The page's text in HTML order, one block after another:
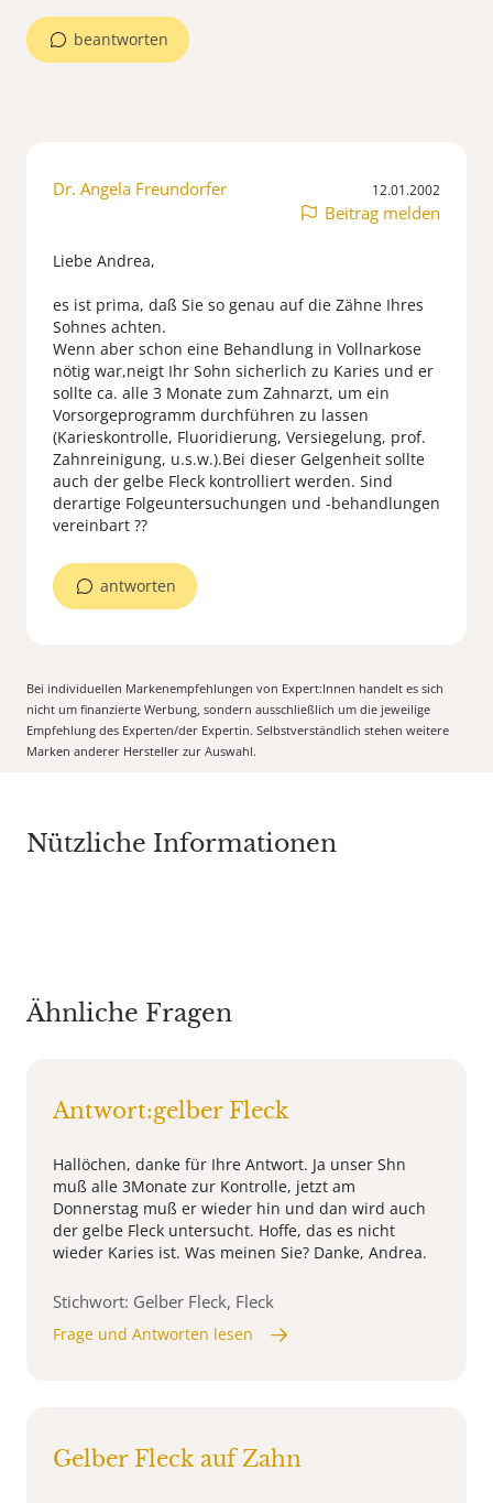
beantworten
Dr. Angela Freundorfer 12.01.2002
Beitrag melden
Liebe Andrea,
es ist prima, daß Sie so genau auf die Zähne Ihres
Sohnes achten.
Wenn aber schon eine Behandlung in Vollnarkose
nötig war,neigt Ihr Sohn sicherlich zu Karies und er
sollte ca. alle 3 Monate zum Zahnarzt, um ein
Vorsorgeprogramm durchführen zu lassen
(Karieskontrolle, Fluoridierung, Versiegelung, prof.
Zahnreinigung, u.s.w.).Bei dieser Gelgenheit sollte
auch der gelbe Fleck kontrolliert werden. Sind
derartige Folgeuntersuchungen und -behandlungen
vereinbart ??
antworten
Bei individuellen Markenempfehlungen von Expert:Innen handelt es sich
nicht um finanzierte Werbung, sondern ausschließlich um die jeweilige
Empfehlung des Experten/der Expertin. Selbstverständlich stehen weitere
Marken anderer Hersteller zur Auswahl.
Nützliche Informationen
Ähnliche Fragen
Antwort:gelber Fleck
Hallöchen, danke für Ihre Antwort. Ja unser Shn
muß alle 3Monate zur Kontrolle, jetzt am
Donnerstag muß er wieder hin und dan wird auch
der gelbe Fleck untersucht. Hoffe, das es nicht
wieder Karies ist. Was meinen Sie? Danke, Andrea.
Stichwort: Gelber Fleck, Fleck
Frage und Antworten lesen
Gelber Fleck auf Zahn